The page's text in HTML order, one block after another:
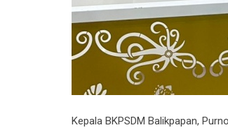
Kepala BKPSDM Balikpapan,